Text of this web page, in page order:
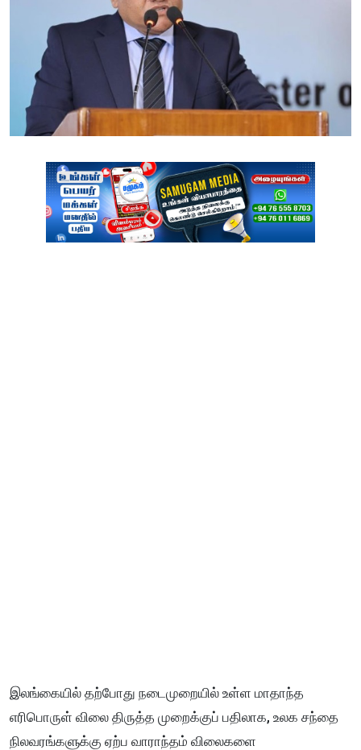
இலங்கையில் தற்போது நடைமுறையில் உள்ள மாதாந்த
எரிபொருள் விலை திருத்த முறைக்குப் பதிலாக, உலக சந்தை
நிலவரங்களுக்கு ஏற்ப வாராந்தம் விலைகளை